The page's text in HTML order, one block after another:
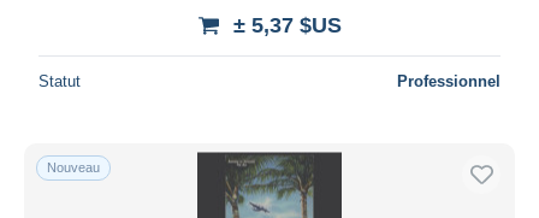
± 5,37 $US
Statut Professionnel
Nouveau